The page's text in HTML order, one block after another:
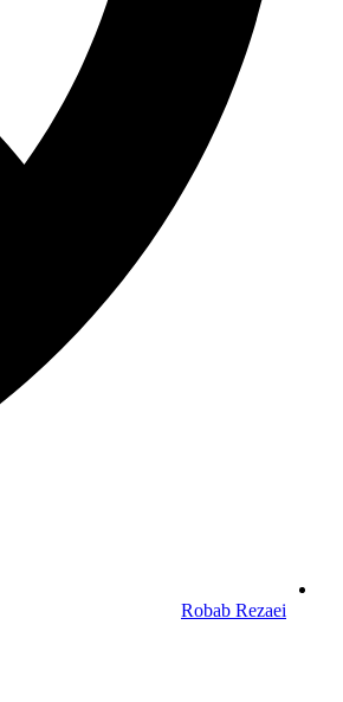
Robab Rezaei